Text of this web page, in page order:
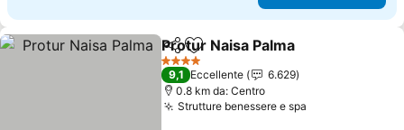
CondividiAggiungi ai preferiti
Protur Naisa Palma
4 Stelle
9,1 Eccellente
6.629
0.8 km da: Centro
Strutture benessere e spa